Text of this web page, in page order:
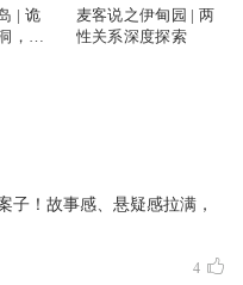
| 诡
，探
麦客说之伊甸园 | 两
性关系深度探索
子！故事感、悬疑感拉满，
4